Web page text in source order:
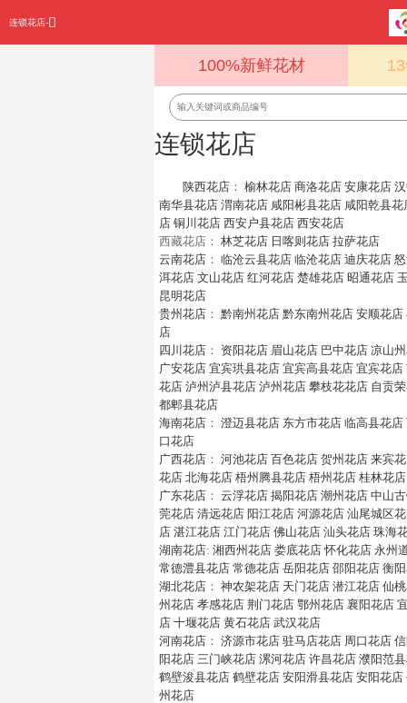
连锁花店-
100%新鲜花材
连锁花店
陕西花店 ： 榆林花店 商洛花店 安康花店
南华县花店 渭南花店 咸阳彬县花店 咸阳乾县花
店 铜川花店 西安户县花店 西安花店
西藏花店： 林芝花店 日喀则花店 拉萨花店
云南花店 ： 临沧云县花店 临沧花店 迪庆花店
洱花店 文山花店 红河花店 楚雄花店 昭通花店
昆明花店
贵州花店 ： 黔南州花店 黔东南州花店 安顺花店
店
四川花店 ： 资阳花店 眉山花店 巴中花店 凉山
广安花店 宜宾珙县花店 宜宾高县花店 宜宾花店
花店 泸州泸县花店 泸州花店 攀枝花花店 自贡
都郫县花店
海南花店 ： 澄迈县花店 东方市花店 临高县花店
口花店
广西花店 ： 河池花店 百色花店 贺州花店 来宾
花店 北海花店 梧州腾县花店 梧州花店 桂林花店
广东花店 ： 云浮花店 揭阳花店 潮州花店 中山
莞花店 清远花店 阳江花店 河源花店 汕尾城区
店 湛江花店 江门花店 佛山花店 汕头花店 珠海
湖南花店: 湘西州花店 娄底花店 怀化花店 永州
常德澧县花店 常德花店 岳阳花店 邵阳花店 衡
湖北花店 ： 神农架花店 天门花店 潜江花店 仙
州花店 孝感花店 荆门花店 鄂州花店 襄阳花店
店 十堰花店 黄石花店 武汉花店
河南花店 ： 济源市花店 驻马店花店 周口花店
阳花店 三门峡花店 漯河花店 许昌花店 濮阳范
鹤壁浚县花店 鹤壁花店 安阳滑县花店 安阳花店
州花店